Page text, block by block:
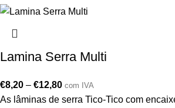
Lamina Serra Multi
€8,20 – €12,80 com IVA
As lâminas de serra Tico-Tico com